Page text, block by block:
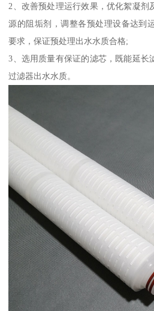
2、改善预处理运行效果，优化絮凝剂
源的阻垢剂，调整各预处理设备达到
要求，保证预处理出水水质合格;
3、选用质量有保证的滤芯，既能延长
过滤器出水水质。